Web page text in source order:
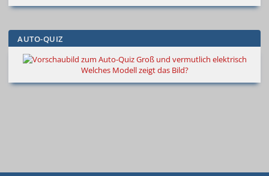
AUTO-QUIZ
Groß und vermutlich elektrisch
Welches Modell zeigt das Bild?